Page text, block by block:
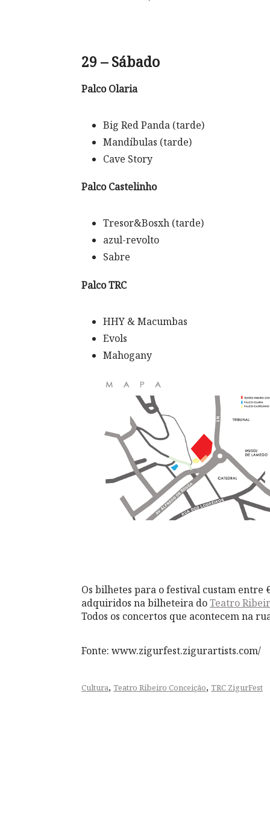
29 – Sábado
Palco Olaria
Big Red Panda (tarde)
Mandíbulas (tarde)
Cave Story
Palco Castelinho
Tresor&Bosxh (tarde)
azul-revolto
Sabre
Palco TRC
HHY & Macumbas
Evols
Mahogany
Os bilhetes para o festival custam entre
adquiridos na bilheteira doTeatro
Todos os concertos que acontecem na
Fonte: www.zigurfest.zigurartists.com/
Cultura, Teatro Ribeiro Conceição, TRC ZigurFest